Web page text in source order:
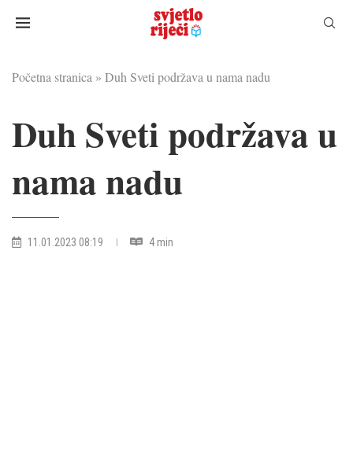
Početna stranica » Duh Sveti podržava u nama nadu
Duh Sveti podržava u
nama nadu
11.01.2023 08:19 4 min